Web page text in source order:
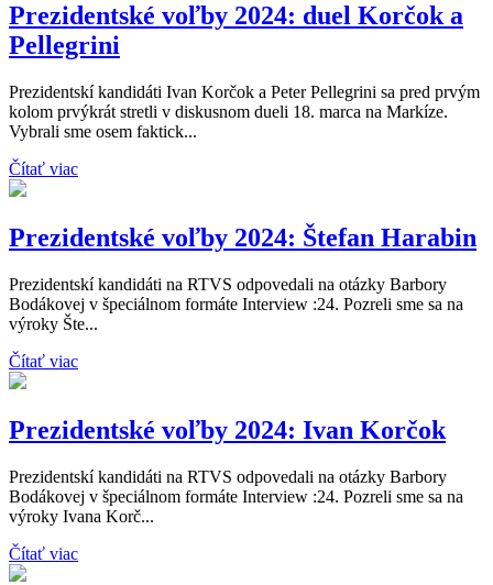
Prezidentské voľby 2024: duel Korčok a
Pellegrini
Prezidentskí kandidáti Ivan Korčok a Peter Pellegrini sa pred prvým
kolom prvýkrát stretli v diskusnom dueli 18. marca na Markíze.
Vybrali sme osem faktick...
Čítať viac
Prezidentské voľby 2024: Štefan Harabin
Prezidentskí kandidáti na RTVS odpovedali na otázky Barbory
Bodákovej v špeciálnom formáte Interview :24. Pozreli sme sa na
výroky Šte...
Čítať viac
Prezidentské voľby 2024: Ivan Korčok
Prezidentskí kandidáti na RTVS odpovedali na otázky Barbory
Bodákovej v špeciálnom formáte Interview :24. Pozreli sme sa na
výroky Ivana Korč...
Čítať viac